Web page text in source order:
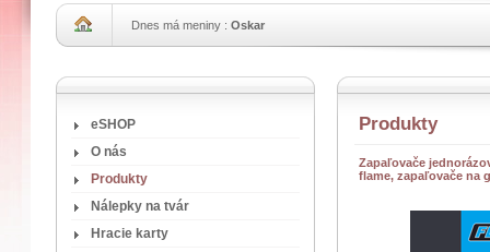
Dnes má meniny : Oskar
eSHOP
O nás
Produkty
Nálepky na tvár
Hracie karty
Produkty
Zapaľovače
flame, zapaľovače na